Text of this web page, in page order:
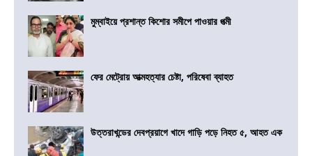
মুম্বাইয়ে প্রশান্ত কিশোর সমীপে পাওয়ার পত্মী
ফের মেট্রোয় আত্মহত্যার চেষ্টা, পরিষেবা ব্যাহত
উত্তরাখন্ডের দেবপ্রয়াগে খাদে গাড়ি পড়ে নিহত ৫, আহত এক